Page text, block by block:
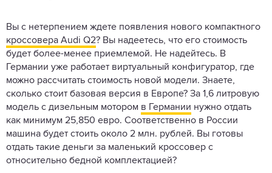
Вы с нетерпением ждете появления нового компактного
кроссовера Audi Q2? Вы надеетесь, что его стоимость
будет более-менее приемлемой. Не надейтесь. В
Германии уже работает виртуальный конфигуратор, где
можно рассчитать стоимость новой модели. Знаете,
сколько стоит базовая версия в Европе? За 1,6 литровую
модель с дизельным мотором в Германии нужно отдать
как минимум 25,850 евро. Соответственно в России
машина будет стоить около 2 млн. рублей. Вы готовы
отдать такие деньги за маленький кроссовер с
относительно бедной комплектацией?